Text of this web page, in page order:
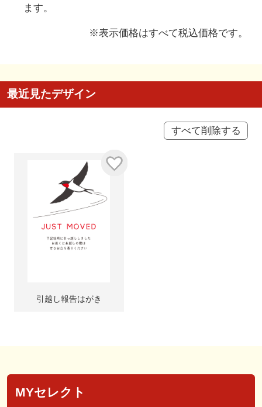
ます。
※表示価格はすべて税込価格です。
最近見たデザイン
すべて削除する
引越し報告はがき
MYセレクト